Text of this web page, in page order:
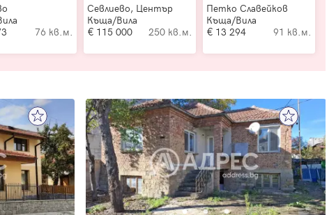
76 кв.м.
Севлиево, Център
Къща/Вила
115 000
250 кв.м.
Петко Славейков
Къща/Вила
13 294
91 кв.м.